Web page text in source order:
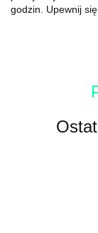
godzin.
Upewnij